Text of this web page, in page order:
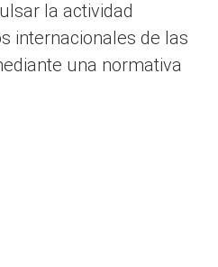
la actividad
internacionales de las
una normativa